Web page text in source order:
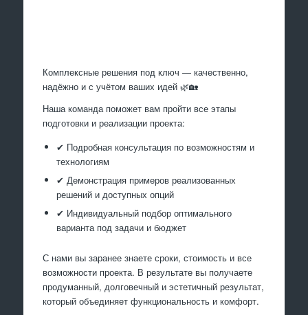
Комплексные решения под ключ — качественно,
надёжно и с учётом ваших идей 🌿🏡
Наша команда поможет вам пройти все этапы
подготовки и реализации проекта:
✔ Подробная консультация по возможностям и
технологиям
✔ Демонстрация примеров реализованных
решений и доступных опций
✔ Индивидуальный подбор оптимального
варианта под задачи и бюджет
С нами вы заранее знаете сроки, стоимость и все
возможности проекта. В результате вы получаете
продуманный, долговечный и эстетичный результат,
который объединяет функциональность и комфорт.